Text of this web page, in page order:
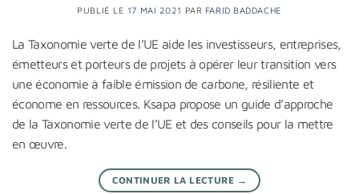
PUBLIÉ LE 17 MAI 2021 PAR FARID BADDACHE
La Taxonomie verte de l’UE aide les investisseurs, entreprises,
émetteurs et porteurs de projets à opérer leur transition vers
une économie à faible émission de carbone, résiliente et
économe en ressources. Ksapa propose un guide d’approche
de la Taxonomie verte de l’UE et des conseils pour la mettre
en œuvre.
CONTINUER LA LECTURE →